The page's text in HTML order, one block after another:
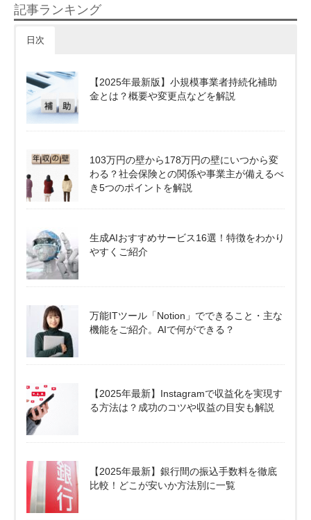
記事ランキング
日次
【2025年最新版】小規模事業者持続化補助
金とは？概要や変更点などを解説
103万円の壁から178万円の壁にいつから変
わる？社会保険との関係や事業主が備えるべ
き5つのポイントを解説
生成AIおすすめサービス16選！特徴をわかり
やすくご紹介
万能ITツール「Notion」でできること・主な
機能をご紹介。AIで何ができる？
【2025年最新】Instagramで収益化を実現す
る方法は？成功のコツや収益の目安も解説
【2025年最新】銀行間の振込手数料を徹底
比較！どこが安いか方法別に一覧